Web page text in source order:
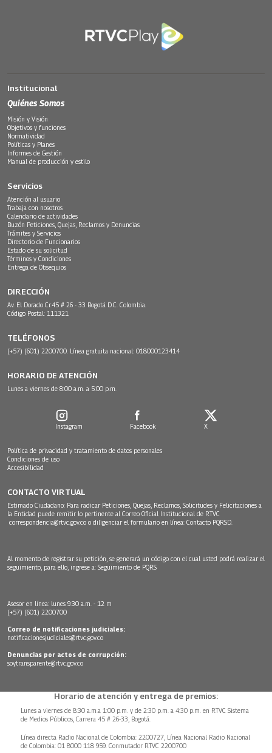
Institucional
Quiénes Somos
Misión y Visión
Objetivos y funciones
Normatividad
Políticas y Planes
Informes de Gestión
Manual de producción y estilo
Servicios
Atención al usuario
Trabaja con nosotros
Calendario de actividades
Buzón Peticiones, Quejas, Reclamos y Denuncias
Trámites y Servicios
Directorio de Funcionarios
Estado de su solicitud
Términos y Condiciones
Entrega de Obsequios
DIRECCIÓN
Av. El Dorado Cr.45 # 26 - 33 Bogotá D.C. Colombia.
Código Postal: 111321
TELÉFONOS
(+57) (601) 2200700. Línea gratuita nacional: 018000123414
HORARIO DE ATENCIÓN
Lunes a viernes de 8:00 a.m. a 5:00 p.m.
Instagram Facebook X
Política de privacidad y tratamiento de datos personales
Condiciones de uso
Accesibilidad
CONTACTO VIRTUAL
Estimado Ciudadano: Para radicar Peticiones, Quejas, Reclamos, Solicitudes y Felicitaciones a
la Entidad puede remitir lo pertinente al Correo Oficial Institucional de RTVC
correspondencia@rtvc.gov.co o diligenciar el formulario en línea: Contacto PQRSD.
Al momento de registrar su petición, se generará un código con el cual usted podrá realizar el
seguimiento, para ello, ingrese a: Seguimiento de PQRS
Asesor en línea: lunes 9:30 a.m. - 12 m
(+57) (601) 2200700
Correo de notificaciones judiciales:
notificacionesjudiciales@rtvc.gov.co
Denuncias por actos de corrupción:
soytransparente@rtvc.gov.co
Horario de atención y entrega de premios:
Lunes a viernes de 8:30 a.m.a 1:00 p.m. y de 2:30 p.m. a 4:30 p.m. en RTVC Sistema
de Medios Públicos, Carrera 45 # 26-33, Bogotá.
Línea directa Radio Nacional de Colombia: 2200727, Línea Nacional Radio Nacional
de Colombia: 01 8000 118 959. Conmutador RTVC 2200700